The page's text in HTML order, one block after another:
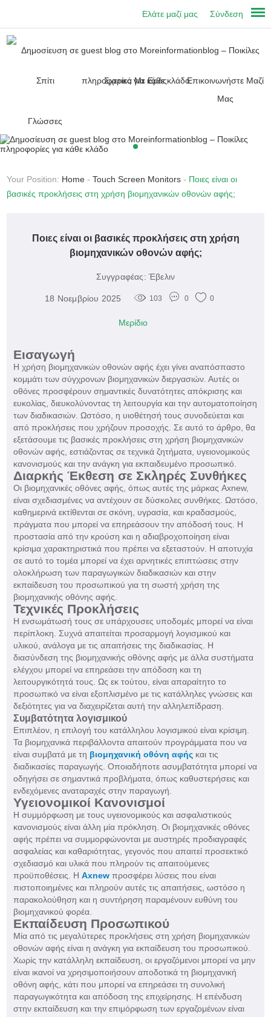
Σύνδεση
Ελάτε μαζί μας
Σπίτι Σχετικά Με Εμάς
Επικοινωνήστε Μαζί
Μας
Γλώσσες
Your Position: Home -Touch Screen Monitors - Ποιες είναι οι
βασικές προκλήσεις στη χρήση βιομηχανικών οθονών αφής;
Ποιες είναι οι βασικές προκλήσεις στη χρήση
βιομηχανικών οθονών αφής;
Συγγραφέας:Έβελιν
18 Νοεμβρίου 2025 103 0 0
Μερίδιο
Εισαγωγή
Η χρήση βιομηχανικών οθονών αφής έχει γίνει αναπόσπαστο
κομμάτι των σύγχρονων βιομηχανικών διεργασιών. Αυτές οι
οθόνες προσφέρουν σημαντικές δυνατότητες απόκρισης και
ευκολίας, διευκολύνοντας τη λειτουργία και την αυτοματοποίηση
των διαδικασιών. Ωστόσο, η υιοθέτησή τους συνοδεύεται και
από προκλήσεις που χρήζουν προσοχής. Σε αυτό το άρθρο, θα
εξετάσουμε τις βασικές προκλήσεις στη χρήση βιομηχανικών
οθονών αφής, εστιάζοντας σε τεχνικά ζητήματα, υγειονομικούς
κανονισμούς και την ανάγκη για εκπαιδευμένο προσωπικό.
Διαρκής Έκθεση σε Σκληρές Συνθήκες
Οι βιομηχανικές οθόνες αφής, όπως αυτές της μάρκας Axnew,
είναι σχεδιασμένες να αντέχουν σε δύσκολες συνθήκες. Ωστόσο,
καθημερινά εκτίθενται σε σκόνη, υγρασία, και κραδασμούς,
πράγματα που μπορεί να επηρεάσουν την απόδοσή τους. Η
προστασία από την κρούση και η αδιαβροχοποίηση είναι
κρίσιμα χαρακτηριστικά που πρέπει να εξεταστούν. Η αποτυχία
σε αυτό το τομέα μπορεί να έχει αρνητικές επιπτώσεις στην
ολοκλήρωση των παραγωγικών διαδικασιών και στην
εκπαίδευση του προσωπικού για τη σωστή χρήση της
βιομηχανικής οθόνης αφής.
Τεχνικές Προκλήσεις
Η ενσωμάτωσή τους σε υπάρχουσες υποδομές μπορεί να είναι
περίπλοκη. Συχνά απαιτείται προσαρμογή λογισμικού και
υλικού, ανάλογα με τις απαιτήσεις της διαδικασίας. Η
διασύνδεση της βιομηχανικής οθόνης αφής με άλλα συστήματα
ελέγχου μπορεί να επηρεάσει την απόδοση και τη
λειτουργικότητά τους. Ως εκ τούτου, είναι απαραίτητο το
προσωπικό να είναι εξοπλισμένο με τις κατάλληλες γνώσεις και
δεξιότητες για να διαχειρίζεται αυτή την αλληλεπίδραση.
Συμβατότητα λογισμικού
Επιπλέον, η επιλογή του κατάλληλου λογισμικού είναι κρίσιμη.
Τα βιομηχανικά περιβάλλοντα απαιτούν προγράμματα που να
είναι συμβατά με τη βιομηχανική οθόνη αφήςκαι τις
διαδικασίες παραγωγής. Οποιαδήποτε ασυμβατότητα μπορεί να
οδηγήσει σε σημαντικά προβλήματα, όπως καθυστερήσεις και
ενδεχόμενες αναταραχές στην παραγωγή.
Υγειονομικοί Κανονισμοί
Η συμμόρφωση με τους υγειονομικούς και ασφαλιστικούς
κανονισμούς είναι άλλη μία πρόκληση. Οι βιομηχανικές οθόνες
αφής πρέπει να συμμορφώνονται με αυστηρές προδιαγραφές
ασφαλείας και καθαριότητας, γεγονός που απαιτεί προσεκτικό
σχεδιασμό και υλικά που πληρούν τις απαιτούμενες
προϋποθέσεις. Η Axnewπροσφέρει λύσεις που είναι
πιστοποιημένες και πληρούν αυτές τις απαιτήσεις, ωστόσο η
παρακολούθηση και η συντήρηση παραμένουν ευθύνη του
βιομηχανικού φορέα.
Εκπαίδευση Προσωπικού
Μία από τις μεγαλύτερες προκλήσεις στη χρήση βιομηχανικών
οθονών αφής είναι η ανάγκη για εκπαίδευση του προσωπικού.
Χωρίς την κατάλληλη εκπαίδευση, οι εργαζόμενοι μπορεί να μην
είναι ικανοί να χρησιμοποιήσουν αποδοτικά τη βιομηχανική
οθόνη αφής, κάτι που μπορεί να επηρεάσει τη συνολική
παραγωγικότητα και απόδοση της επιχείρησης. Η επένδυση
στην εκπαίδευση και την επιμόρφωση των εργαζομένων είναι